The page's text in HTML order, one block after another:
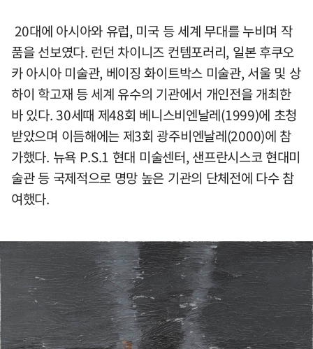
20대에 아시아와 유럽, 미국 등 세계 무대를 누비며 작
품을 선보였다. 런던 차이니즈 컨템포러리, 일본 후쿠오
카 아시아 미술관, 베이징 화이트박스 미술관, 서울 및 상
하이 학고재 등 세계 유수의 기관에서 개인전을 개최한
바 있다. 30세때 제48회 베니스비엔날레(1999)에 초청
받았으며 이듬해에는 제3회 광주비엔날레(2000)에 참
가했다. 뉴욕 P.S.1 현대 미술센터, 샌프란시스코 현대미
술관 등 국제적으로 명망 높은 기관의 단체전에 다수 참
여했다.